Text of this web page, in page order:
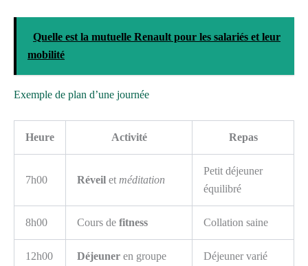
Quelle est la mutuelle Renault pour les salariés et leur
mobilité
Exemple de plan d’une journée
Heure Activité Repas
7h00 Réveil et méditation
Petit déjeuner
équilibré
8h00 Cours de fitness Collation saine
12h00 Déjeuner en groupe Déjeuner varié